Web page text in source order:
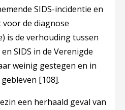
SIDS-incidentie en
de diagnose
is de verhouding tussen
SIDS in de Verenigde
weinig gestegen en in
[108].
een herhaald geval van